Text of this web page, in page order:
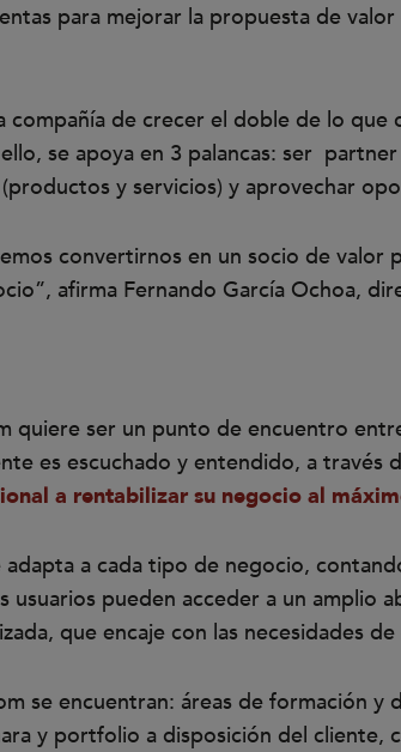
para mejorar la propuesta de
compañía de crecer el doble de lo
se apoya en 3 palancas: ser
y servicios) y aprovechar
convertirnos en un socio de
afirma Fernando García Ochoa,
quiere ser un punto de encuentro
es escuchado y entendido, a través
a rentabilizar su negocio al
a cada tipo de negocio,
pueden acceder a un amplio
que encaje con las necesidades
se encuentran: áreas de formación
y portfolio a disposición del cliente,